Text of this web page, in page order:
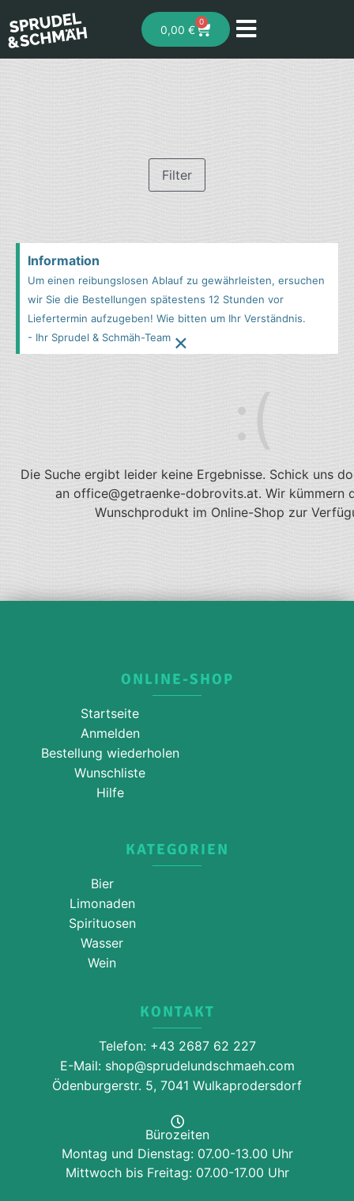
0,00€
0
Filter
Information
Um einen reibungslosen Ablauf zu gewährleisten, ersuchen
wir Sie die Bestellungen spätestens 12 Stunden vor
Liefertermin aufzugeben! Wie bitten um Ihr Verständnis.
- Ihr Sprudel & Schmäh-Team ×
Die Suche ergibt leider keine Ergebnisse. Schick uns
an office@getraenke-dobrovits.at. Wir kümmern
Wunschprodukt im Online-Shop zur
ONLINE-SHOP
Startseite
Anmelden
Bestellung wiederholen
Wunschliste
Hilfe
KATEGORIEN
Bier
Limonaden
Spirituosen
Wasser
Wein
KONTAKT
Telefon: +43 2687 62 227
E-Mail: shop@sprudelundschmaeh.com
Ödenburgerstr. 5, 7041 Wulkaprodersdorf
Bürozeiten
Montag und Dienstag: 07.00-13.00 Uhr
Mittwoch bis Freitag: 07.00-17.00 Uhr